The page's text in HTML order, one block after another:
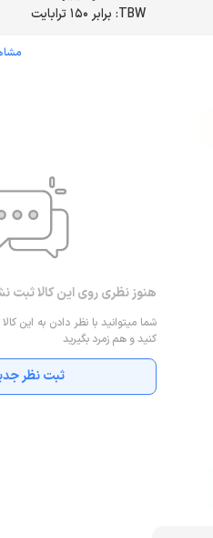
TBW: برابر 150 ترابایت
هنوز نظری روی این کالا ثبت
شما میتوانید با نظر دادن به این
کنید و هم زمرد بگیرید
ثبت نظر